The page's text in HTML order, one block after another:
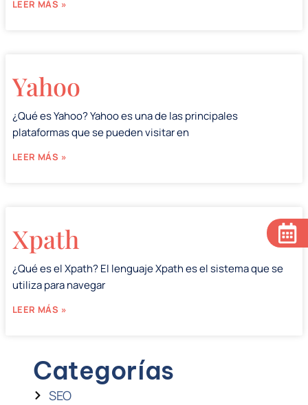
LEER MÁS »
Yahoo
¿Qué es Yahoo? Yahoo es una de las principales
plataformas que se pueden visitar en
LEER MÁS »
Xpath
¿Qué es el Xpath? El lenguaje Xpath es el sistema que se
utiliza para navegar
LEER MÁS »
Categorías
SEO